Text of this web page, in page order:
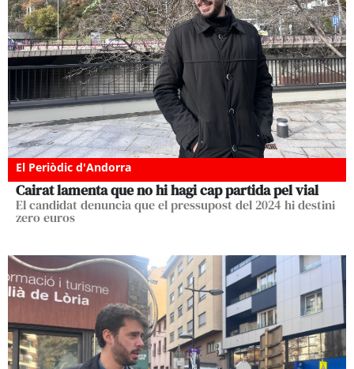
El Periòdic d'Andorra
Cairat lamenta que no hi hagi cap partida pel vial
El candidat denuncia que el pressupost del 2024 hi destini
zero euros